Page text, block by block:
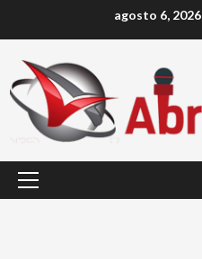
agosto 6, 2026
Menú